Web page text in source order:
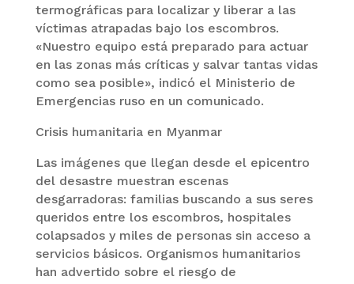
termográficas para localizar y liberar a las
víctimas atrapadas bajo los escombros.
«Nuestro equipo está preparado para actuar
en las zonas más críticas y salvar tantas vidas
como sea posible», indicó el Ministerio de
Emergencias ruso en un comunicado.
Crisis humanitaria en Myanmar
Las imágenes que llegan desde el epicentro
del desastre muestran escenas
desgarradoras: familias buscando a sus seres
queridos entre los escombros, hospitales
colapsados y miles de personas sin acceso a
servicios básicos. Organismos humanitarios
han advertido sobre el riesgo de